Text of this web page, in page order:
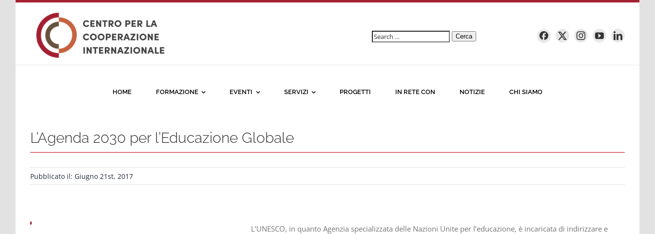
Ricerca
Cerca
HOME FORMAZIONE EVENTI SERVIZI PROGETTI IN RETE CON NOTIZIE CHI SIAMO
L’Agenda 2030 per l’Educazione Globale
Pubblicato il: Giugno 21st, 2017
L’UNESCO, in quanto Agenzia specializzata delle Nazioni Unite per l’educazione, è incaricata di indirizzare e